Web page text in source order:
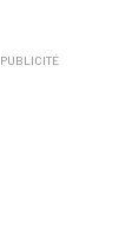
PUBLICITÉ